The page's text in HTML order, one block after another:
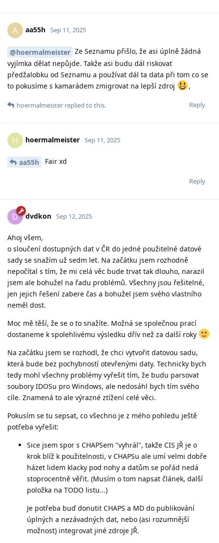
A aa55h Sep 11, 2025
@hoermalmeister Ze Seznamu přišlo, že asi úplně žádná
vyjímka dělat nepůjde. Takže asi budu dál riskovat
předžalobku od Seznamu a používat dál ta data při tom co se
to pokusíme s kamarádem zmigrovat na lepší zdroj
,
Reply
hoermalmeister replied to this.
H hoermalmeister Sep 11, 2025
aa55h Fair xd
Reply
D dvdkon Sep 12, 2025
Ahoj všem,
o sloučení dostupných dat v ČR do jedné použitelné datové
sady se snažím už sedm let. Na začátku jsem rozhodně
nepočítal s tím, že mi celá věc bude trvat tak dlouho, narazil
jsem ale bohužel na řadu problémů. Všechny jsou řešitelné,
jen jejich řešení zabere čas a bohužel jsem svého vlastního
neměl dost.
Moc mě těší, že se o to snažíte. Možná se společnou prací
dostaneme k spolehlivému výsledku dřív než za další roky
Na začátku jsem se rozhodl, že chci vytvořit datovou sadu,
která bude bez pochybností otevřenými daty. Technicky bych
tedy mohl všechny problémy vyřešit tím, že budu parsovat
soubory IDOSu pro Windows, ale nedosáhl bych tím svého
cíle. Znamená to ale výrazné ztížení celé věci.
Pokusím se tu sepsat, co všechno je z mého pohledu ještě
potřeba vyřešit:
Sice jsem spor s CHAPSem "vyhrál", takže CIS JŘ je o
krok blíž k použitelnosti, v CHAPSu ale umí velmi dobře
házet lidem klacky pod nohy a datům se pořád nedá
stoprocentně věřit. (Musím o tom napsat článek, další
položka na TODO listu...)
Je potřeba buď donutit CHAPS a MD do publikování
úplných a nezávadných dat, nebo (asi rozumnější
možnost) integrovat jiné zdroje JŘ.